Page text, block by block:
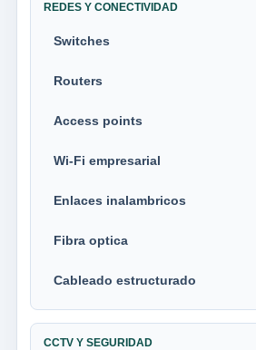
REDES Y CONECTIVIDAD
Switches
Routers
Access points
Wi-Fi empresarial
Enlaces inalambricos
Fibra optica
Cableado estructurado
CCTV Y SEGURIDAD